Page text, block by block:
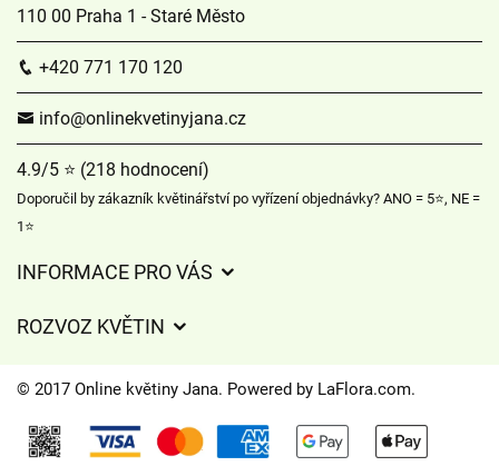
110 00 Praha 1 - Staré Město
+420 771 170 120
info@onlinekvetinyjana.cz
4.9/5 ⭐ (218 hodnocení)
Doporučil by zákazník květinářství po vyřízení objednávky? ANO = 5⭐, NE =
1⭐
INFORMACE PRO VÁS
Význam druhů květin
Podmínky ochrany osobních údajů
ROZVOZ KVĚTIN
Informace k rozvozu květin
Jak udržet květiny co nejdéle čerstvé
© 2017 Online květiny Jana. Powered by LaFlora.com.